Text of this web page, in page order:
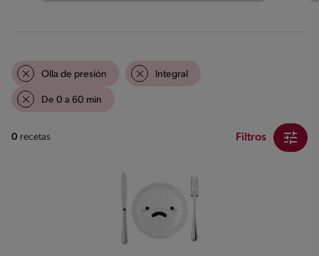
Olla de presión Integral
De 0 a 60 min
0 recetas Filtros